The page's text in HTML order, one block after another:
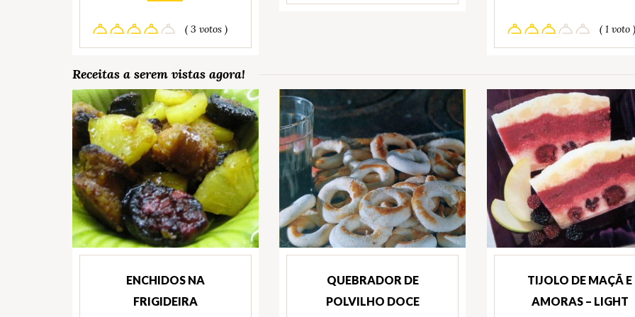
( 3 votos ) ( 1 voto )
Receitas a serem vistas agora!
ENCHIDOS NA
FRIGIDEIRA
QUEBRADOR DE
POLVILHO DOCE
TIJOLO DE MAÇÃ E
AMORAS – LIGHT